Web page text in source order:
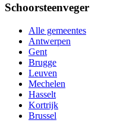
Schoorsteenveger
Alle gemeentes
Antwerpen
Gent
Brugge
Leuven
Mechelen
Hasselt
Kortrijk
Brussel